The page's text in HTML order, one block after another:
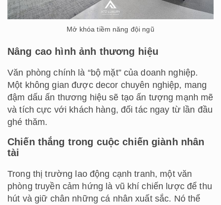
Mở khóa tiềm năng đội ngũ
Nâng cao hình ảnh thương hiệu
Văn phòng chính là “bộ mặt” của doanh nghiệp.
Một không gian được decor chuyên nghiệp, mang
đậm dấu ấn thương hiệu sẽ tạo ấn tượng mạnh mẽ
và tích cực với khách hàng, đối tác ngay từ lần đầu
ghé thăm.
Chiến thắng trong cuộc chiến giành nhân
tài
Trong thị trường lao động cạnh tranh, một văn
phòng truyền cảm hứng là vũ khí chiến lược để thu
hút và giữ chân những cá nhân xuất sắc. Nó thể